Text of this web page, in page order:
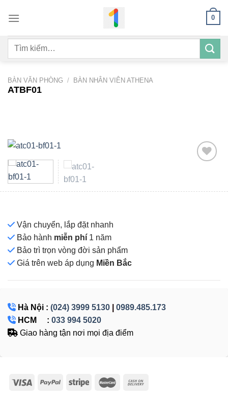
qua
dung
0
Tìm
BÀN VĂN PHÒNG / BÀN NHÂN VIÊN ATHENA
ATBF01
Vận chuyển, lắp đặt nhanh
Bảo hành miễn phí 1 năm
Bảo trì trọn vòng đời sản phẩm
Giá trên web áp dụng Miền Bắc
Hà Nội : (024) 3999 5130
0989.485.173
HCM : 033 994 5020
Giao hàng tận nơi mọi địa điểm